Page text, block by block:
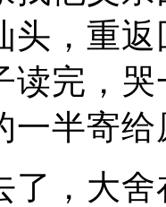
头，重
读完，
一半寄
了，大